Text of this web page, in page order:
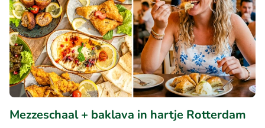
Mezzeschaal + baklava in hartje Rotterdam